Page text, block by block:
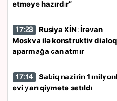
etməyə hazırdır”
17:23
Moskva ilə konstruktiv dialoq
aparmağa can atmır
17:14
evi yarı qiymətə satıldı